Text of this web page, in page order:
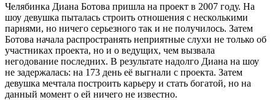
Челябинка Диана Ботова пришла на проект в 2007 году. На
шоу девушка пыталась строить отношения с несколькими
парнями, но ничего серьезного так и не получилось. Затем
Ботова начала распространять неприятные слухи не только об
участниках проекта, но и о ведущих, чем вызвала
негодование последних. В результате надолго Диана на шоу
не задержалась: на 173 день её выгнали с проекта. Затем
девушка мечтала построить карьеру и стать богатой, но на
данный момент о ей ничего не известно.